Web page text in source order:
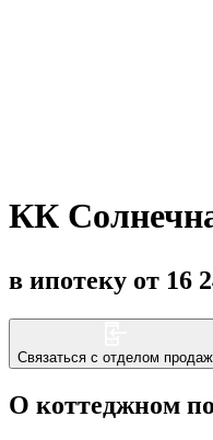
Еще
КК
в ипотеку от 16
Связаться с отделом продаж
О коттеджном